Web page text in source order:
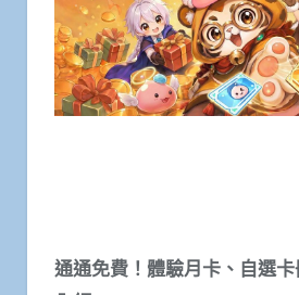
通通免費！體驗月卡、自選